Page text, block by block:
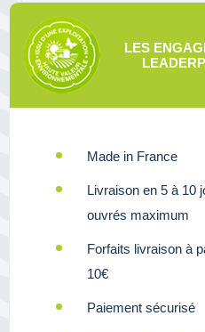
LES
Made in France
Livraison en 5 à 10
ouvrés maximum
Forfaits livraison à
10€
Paiement sécurisé